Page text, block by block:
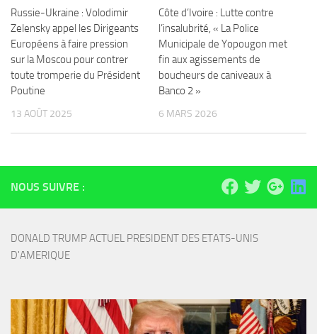
Russie-Ukraine : Volodimir
Zelensky appel les Dirigeants
Européens à faire pression
sur la Moscou pour contrer
toute tromperie du Président
Poutine
13 AOÛT 2025
Côte d’Ivoire : Lutte contre
l’insalubrité, « La Police
Municipale de Yopougon met
fin aux agissements de
boucheurs de caniveaux à
Banco 2 »
6 MARS 2026
NOUS SUIVRE :
DONALD TRUMP ACTUEL PRESIDENT DES ETATS-UNIS
D'AMERIQUE